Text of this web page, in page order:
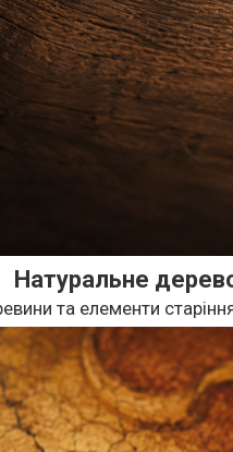
Натуральне
та елементи